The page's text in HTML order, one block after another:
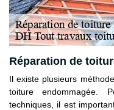
Réparation de
Il existe plusieurs
toiture endommagée.
techniques, il est